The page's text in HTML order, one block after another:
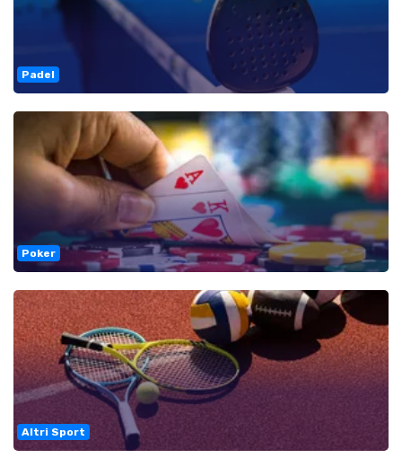
Padel
Poker
Altri Sport